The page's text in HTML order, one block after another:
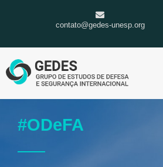
contato@gedes-unesp.org
#ODeFA